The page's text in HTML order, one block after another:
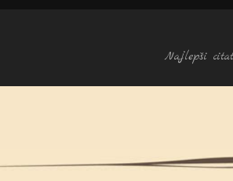
Najlepši